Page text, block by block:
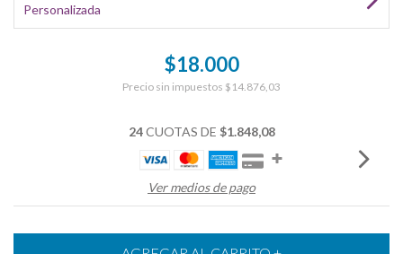
Personalizada
$18.000
Precio sin impuestos $14.876,03
24CUOTAS DE $1.848,08
Ver medios de pago